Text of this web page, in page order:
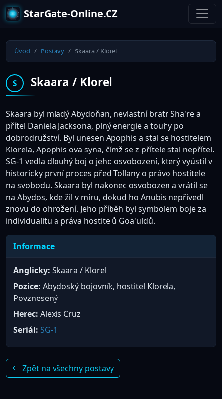
StarGate-Online.CZ
Úvod Postavy Skaara / Klorel
S Skaara / Klorel
Skaara byl mladý Abydoňan, nevlastní bratr Sha're a
přítel Daniela Jacksona, plný energie a touhy po
dobrodružství. Byl unesen Apophis a stal se hostitelem
Klorela, Apophis ova syna, čímž se z přítele stal nepřítel.
SG-1 vedla dlouhý boj o jeho osvobození, který vyústil v
historicky první proces před Tollany o právo hostitele
na svobodu. Skaara byl nakonec osvobozen a vrátil se
na Abydos, kde žil v míru, dokud ho Anubis nepřivedl
znovu do ohrožení. Jeho příběh byl symbolem boje za
individualitu a práva hostitelů Goa'uldů.
Informace
Anglicky: Skaara / Klorel
Pozice: Abydoský bojovník, hostitel Klorela,
Povznesený
Herec: Alexis Cruz
Seriál: SG-1
Zpět na všechny postavy